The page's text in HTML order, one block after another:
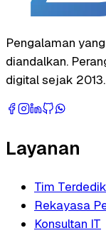
Pengalaman
diandalkan.
digital sejak 2013.
Layanan
Tim
Rekayasa
Konsultan IT